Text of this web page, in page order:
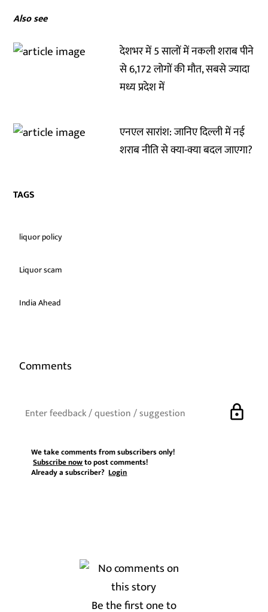
Also see
देशभर में 5 सालों में नकली शराब पीने
से 6,172 लोगों की मौत, सबसे ज्यादा
मध्य प्रदेश में
एनएल सारांश: जानिए दिल्ली में नई
शराब नीति से क्या-क्या बदल जाएगा?
TAGS
liquor policy
Liquor scam
India Ahead
Comments
lock
We take comments from subscribers only!
Subscribe nowto post comments!
Already a subscriber?Login
Be the first one to